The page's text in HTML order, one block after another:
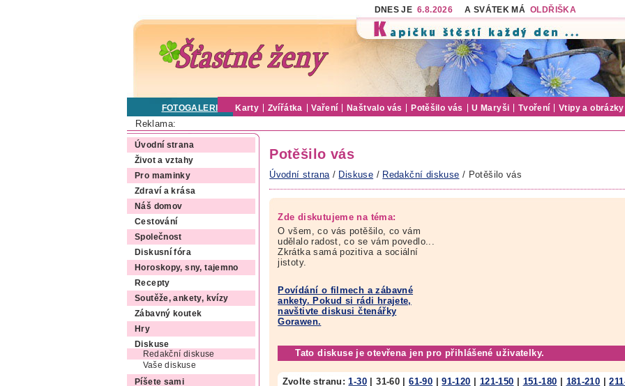
DNES JE 6.8.2026 A SVÁTEK MÁ OLDŘIŠKA
FOTOGALERIE Karty Zvířátka Vaření Naštvalo vás Potěšilo vás U Maryši Tvoření Vtipy a obrázky
Reklama:
Úvodní strana
Život a vztahy
Pro maminky
Zdraví a krása
Náš domov
Cestování
Společnost
Diskusní fóra
Horoskopy, sny, tajemno
Recepty
Soutěže, ankety, kvízy
Zábavný koutek
Hry
Diskuse
Redakční diskuse
Vaše diskuse
Píšete sami
Potěšilo vás
Úvodní strana / Diskuse / Redakční diskuse / Potěšilo vás
Zde diskutujeme na téma:
O všem, co vás potěšilo, co vám
udělalo radost, co se vám povedlo...
Zkrátka samá pozitiva a sociální
jistoty.
Povídání o filmech a zábavné
ankety. Pokud si rádi hrajete,
navštivte diskusi čtenářky
Gorawen.
Tato diskuse je otevřena jen pro přihlášené uživatelky.
Zvolte stranu:1-30 |31-60 |61-90 |91-120 121-150 151-180 181-210 |